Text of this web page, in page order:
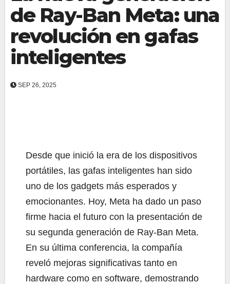
de Ray-Ban Meta: una
revolución en gafas
inteligentes
SEP 26, 2025
Desde que inició la era de los dispositivos
portátiles, las gafas inteligentes han sido
uno de los gadgets más esperados y
emocionantes. Hoy, Meta ha dado un paso
firme hacia el futuro con la presentación de
su segunda generación de Ray-Ban Meta.
En su última conferencia, la compañía
reveló mejoras significativas tanto en
hardware como en software, demostrando